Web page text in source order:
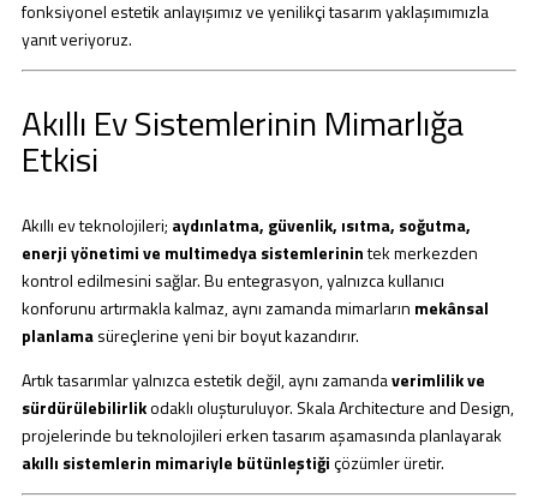
fonksiyonel estetik anlayışımız ve yenilikçi tasarım yaklaşımımızla
yanıt veriyoruz.
Akıllı Ev Sistemlerinin Mimarlığa
Etkisi
Akıllı ev teknolojileri; aydınlatma, güvenlik, ısıtma, soğutma,
enerji yönetimi ve multimedya sistemlerinintek merkezden
kontrol edilmesini sağlar. Bu entegrasyon, yalnızca kullanıcı
konforunu artırmakla kalmaz, aynı zamanda mimarların mekânsal
planlamasüreçlerine yeni bir boyut kazandırır.
Artık tasarımlar yalnızca estetik değil, aynı zamandaverimlilik ve
sürdürülebilirlikodaklı oluşturuluyor. Skala Architecture and Design,
projelerinde bu teknolojileri erken tasarım aşamasında planlayarak
akıllı sistemlerin mimariyle bütünleştiğiçözümler üretir.